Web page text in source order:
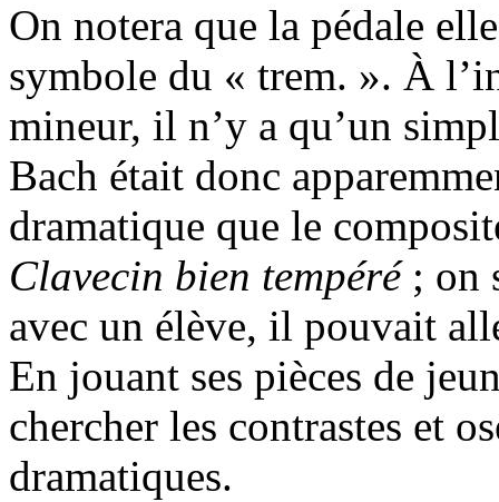
On notera que la pédale
symbole du « trem. ». À
mineur, il n’y a qu’un
Bach était donc
dramatique que le
Clavecin bien tempéré ; on
avec un élève, il pouvait
En jouant ses pièces de
chercher les contrastes et
dramatiques.